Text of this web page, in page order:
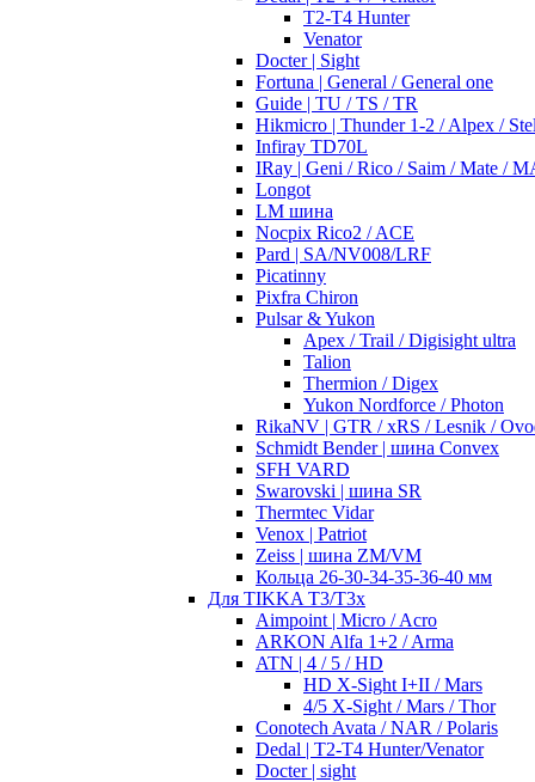
T2-T4 Hunter
Venator
Docter | Sight
Fortuna | General / General one
Guide | TU / TS / TR
Hikmicro | Thunder 1-2 / Alpex /
Infiray TD70L
IRay | Geni / Rico / Saim / Mate /
Longot
LM шина
Nocpix Rico2 / ACE
Pard | SA/NV008/LRF
Picatinny
Pixfra Chiron
Pulsar & Yukon
Apex / Trail / Digisight ultra
Talion
Thermion / Digex
Yukon Nordforce / Photon
RikaNV | GTR / xRS / Lesnik /
Schmidt Bender | шина Convex
SFH VARD
Swarovski | шина SR
Thermtec Vidar
Venox | Patriot
Zeiss | шина ZM/VM
Кольца 26-30-34-35-36-40 мм
Для TIKKA T3/T3x
Aimpoint | Micro / Acro
ARKON Alfa 1+2 / Arma
ATN | 4 / 5 / HD
HD X-Sight I+II / Mars
4/5 X-Sight / Mars / Thor
Conotech Avata / NAR / Polaris
Dedal | T2-T4 Hunter/Venator
Docter | sight